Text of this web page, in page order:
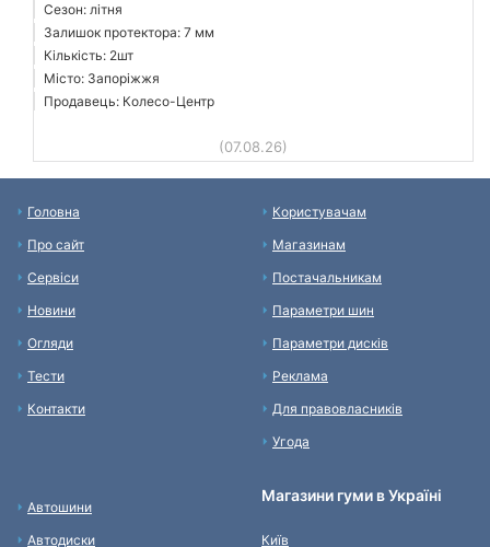
Сезон: літня
Залишок протектора: 7 мм
Кількість: 2шт
Місто: Запоріжжя
Продавець: Колесо-Центр
(07.08.26)
Головна
Про сайт
Сервіси
Новини
Огляди
Тести
Контакти
Користувачам
Магазинам
Постачальникам
Параметри шин
Параметри дисків
Реклама
Для правовласників
Угода
Автошини
Автодиски
Магазини гуми в Україні
Київ